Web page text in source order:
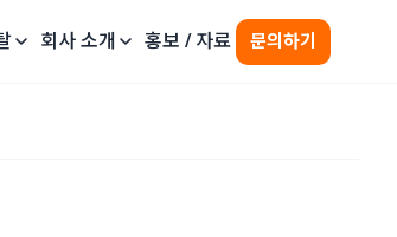
회사 소개 홍보 / 자료 문의하기